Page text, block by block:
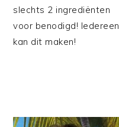
slechts 2 ingrediënten
voor benodigd! Iedereen
kan dit maken!